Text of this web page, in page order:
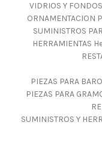
VIDRIOS Y
ORNAMENTACION
SUMINISTROS
HERRAMIENTAS
PIEZAS PARA
PIEZAS PARA
SUMINISTROS Y